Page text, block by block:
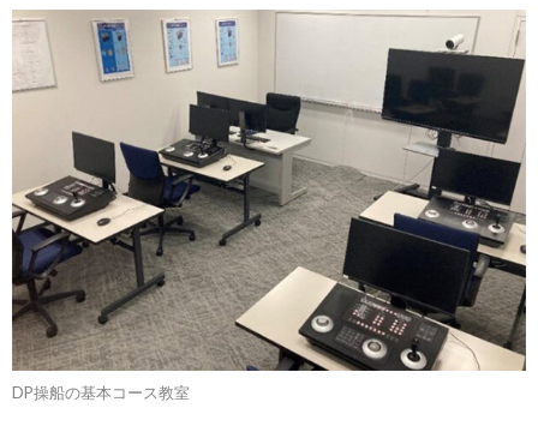
DP操船の基本コース教室